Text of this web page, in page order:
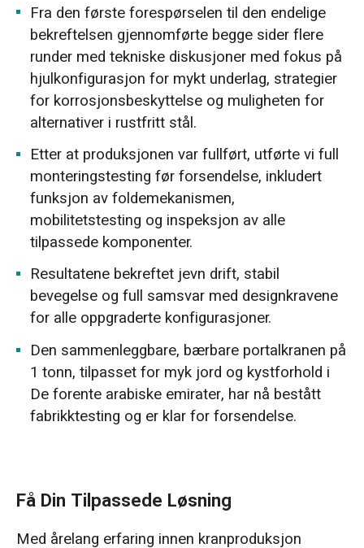
Fra den første forespørselen til den endelige
bekreftelsen gjennomførte begge sider flere
runder med tekniske diskusjoner med fokus på
hjulkonfigurasjon for mykt underlag, strategier
for korrosjonsbeskyttelse og muligheten for
alternativer i rustfritt stål.
Etter at produksjonen var fullført, utførte vi full
monteringstesting før forsendelse, inkludert
funksjon av foldemekanismen,
mobilitetstesting og inspeksjon av alle
tilpassede komponenter.
Resultatene bekreftet jevn drift, stabil
bevegelse og full samsvar med designkravene
for alle oppgraderte konfigurasjoner.
Den sammenleggbare, bærbare portalkranen på
1 tonn, tilpasset for myk jord og kystforhold i
De forente arabiske emirater, har nå bestått
fabrikktesting og er klar for forsendelse.
Få Din Tilpassede Løsning
Med årelang erfaring innen kranproduksjon